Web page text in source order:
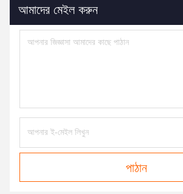
আমাদের মেইল ​​করুন
পাঠান